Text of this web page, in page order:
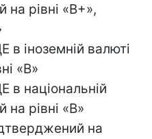
на рівні «B+»,
в іноземній валюті
«B»
в національній
на рівні «В»
на